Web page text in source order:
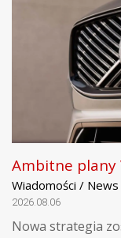
Ambitne plany
Wiadomości / News
2026.08.06
Nowa strategia